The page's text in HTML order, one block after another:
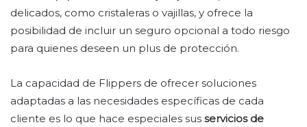
delicados, como cristaleras o vajillas, y ofrece la
posibilidad de incluir un seguro opcional a todo riesgo
para quienes deseen un plus de protección.
La capacidad de Flippers de ofrecer soluciones
adaptadas a las necesidades específicas de cada
cliente es lo que hace especiales sus servicios de